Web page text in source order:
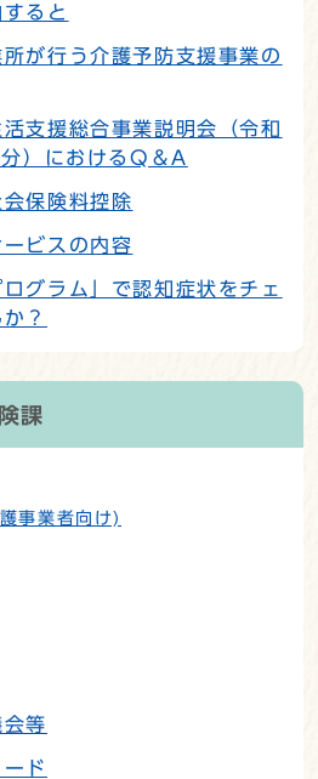
ると
が行う介護予防支援事業の
支援総合事業説明会（令和
）におけるQ＆A
保険料控除
ビスの内容
ログラム」で認知症状をチェ
？
課
事業者向け)
等
ド